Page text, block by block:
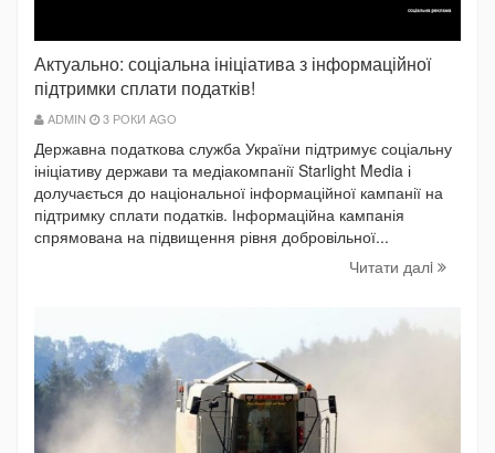
Актуально: соціальна ініціатива з інформаційної
підтримки сплати податків!
ADMIN 3 РОКИ AGO
Державна податкова служба України підтримує соціальну
ініціативу держави та медіакомпанії Starlight Media і
долучається до національної інформаційної кампанії на
підтримку сплати податків. Інформаційна кампанія
спрямована на підвищення рівня добровільної...
Читати далi